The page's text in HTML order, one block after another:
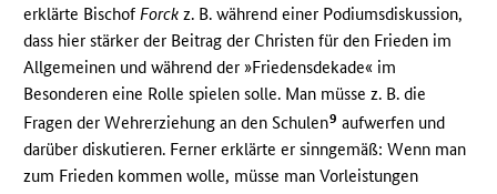
erklärte BischofForck z. B. während einer Podiumsdiskussion,
dass hier stärker der Beitrag der Christen für den Frieden im
Allgemeinen und während der »Friedensdekade« im
Besonderen eine Rolle spielen solle. Man müsse z. B. die
Fragen der Wehrerziehung an den Schulen9 aufwerfen und
darüber diskutieren. Ferner erklärte er sinngemäß: Wenn man
zum Frieden kommen wolle, müsse man Vorleistungen